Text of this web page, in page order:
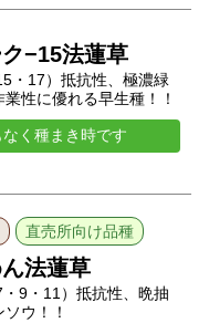
−15法蓮草
・17）抵抗性、極濃緑
性に優れる早生種！！
なく種まき時です
直売所向け品種
法蓮草
9・11）抵抗性、晩抽
ウ！！